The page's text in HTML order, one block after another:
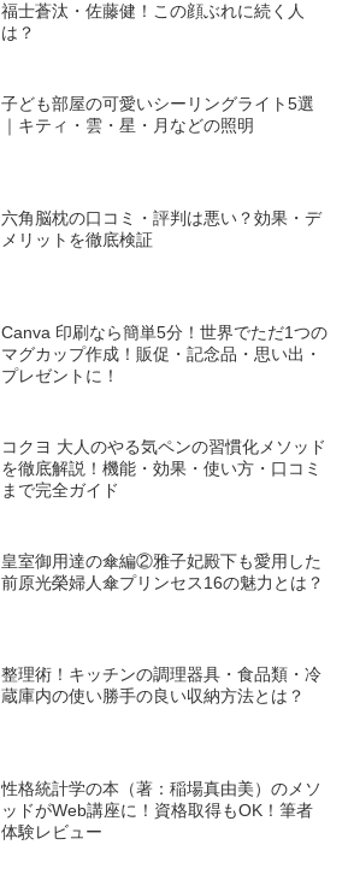
福士蒼汰・佐藤健！この顔ぶれに続く人
は？
子ども部屋の可愛いシーリングライト5選
｜キティ・雲・星・月などの照明
六角脳枕の口コミ・評判は悪い？効果・デ
メリットを徹底検証
Canva 印刷なら簡単5分！世界でただ1つの
マグカップ作成！販促・記念品・思い出・
プレゼントに！
コクヨ 大人のやる気ペンの習慣化メソッド
を徹底解説！機能・効果・使い方・口コミ
まで完全ガイド
皇室御用達の傘編②雅子妃殿下も愛用した
前原光榮婦人傘プリンセス16の魅力とは？
整理術！キッチンの調理器具・食品類・冷
蔵庫内の使い勝手の良い収納方法とは？
性格統計学の本（著：稲場真由美）のメソ
ッドがWeb講座に！資格取得もOK！筆者
体験レビュー